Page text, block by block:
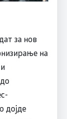
за нов
на
дојде